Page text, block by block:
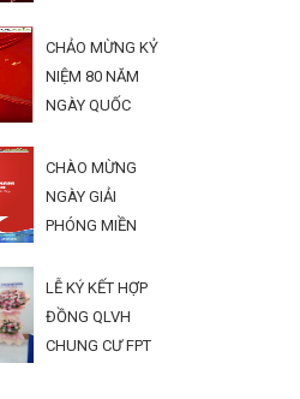
2026
CHẢO MỪNG KỶ
NIỆM 80 NĂM
NGÀY QUỐC
CHÀO MỪNG
NGÀY GIẢI
PHÓNG MIỀN
1/5
LỄ KÝ KẾT HỢP
ĐỒNG QLVH
CHUNG CƯ FPT